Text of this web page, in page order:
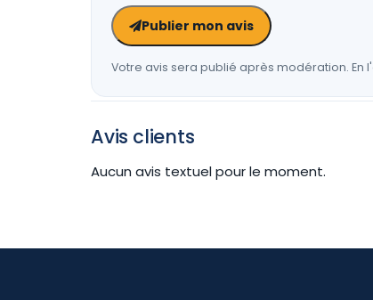
Publier mon avis
Votre avis sera publié après modération. En
Avis clients
Aucun avis textuel pour le moment.